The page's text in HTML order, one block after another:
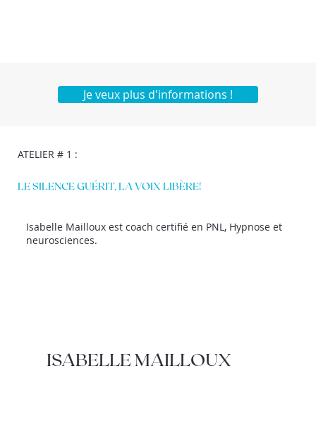
Je veux plus d'informations !
ATELIER # 1 :
LE SILENCE GUÉRIT, LA VOIX LIBÈRE!
Isabelle Mailloux est coach certifié en PNL, Hypnose et
neurosciences.
ISABELLE MAILLOUX